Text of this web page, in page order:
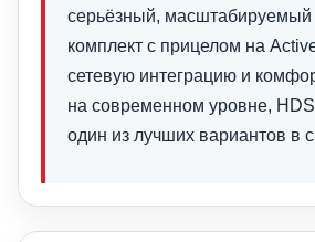
серьёзный, масштабируемый
комплект с прицелом на
сетевую интеграцию и
на современном уровне,
один из лучших вариантов в